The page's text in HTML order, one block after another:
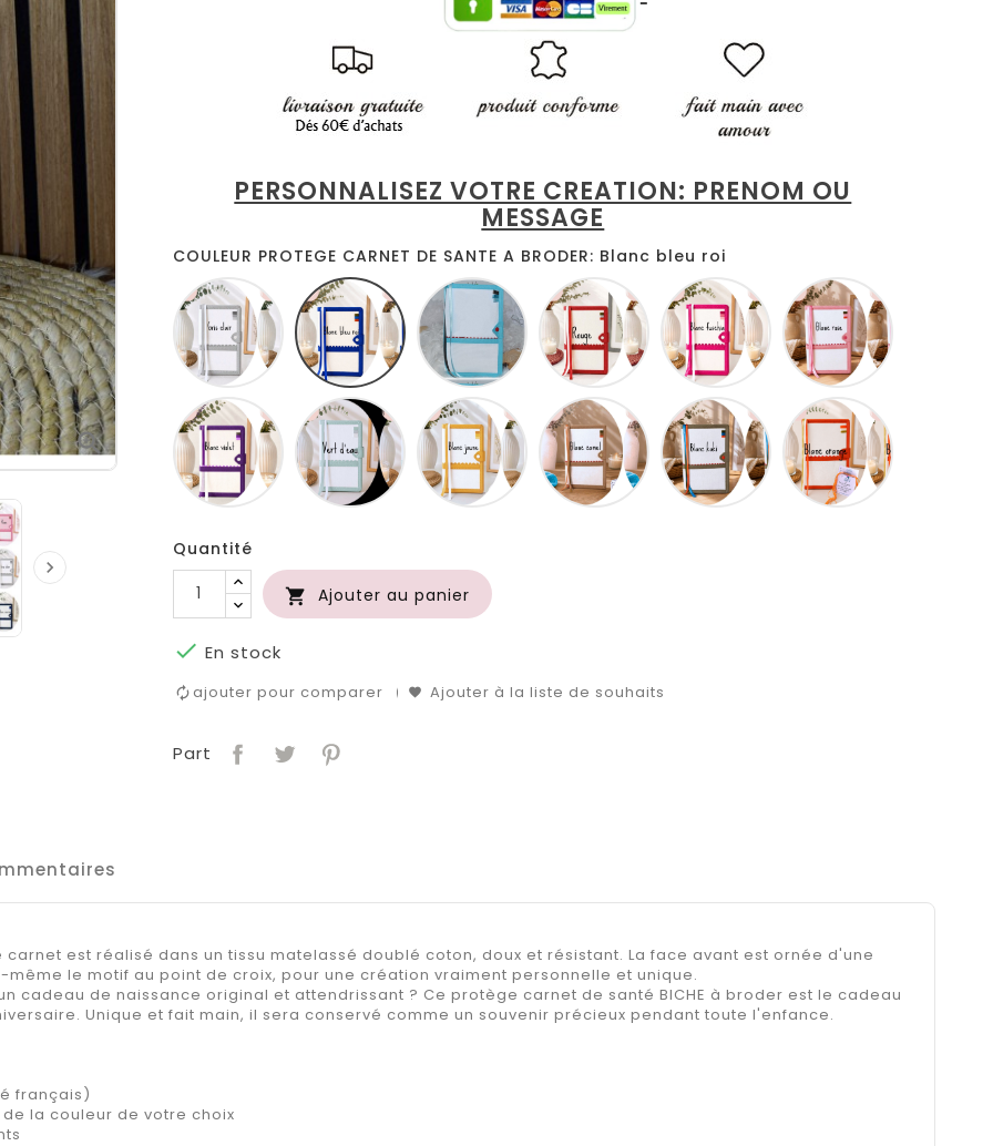


PERSONNALISEZ VOTRE CREATION: PRENOM OU
MESSAGE
COULEUR PROTEGE CARNET DE SANTE A BRODER: Blanc bleu roi
Blanc
gris
Blanc
bleu
roi
Blanc
turquoise
Blanc
rouge
Blanc
fuschia
Blanc
lilas
Blanc
anis
Blanc
jaune
Blanc
camel
Blanc
kaki
Quantité
 Ajouter au panier
 En stock
ajouter pour comparer Ajouter à la liste de souhaits
Part
est réalisé dans un tissu matelassé doublé coton, doux et résistant. La face avant est ornée d'une
le motif au point de croix, pour une création vraiment personnelle et unique.
cadeau de naissance original et attendrissant ? Ce protège carnet de santé BICHE à broder est le cadeau
Unique et fait main, il sera conservé comme un souvenir précieux pendant toute l'enfance.
français)
la couleur de votre choix